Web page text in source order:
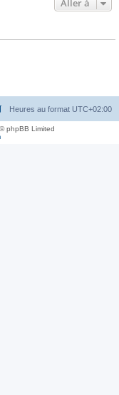
Aller à
Heures au format UTC+02:00
phpBB Limited